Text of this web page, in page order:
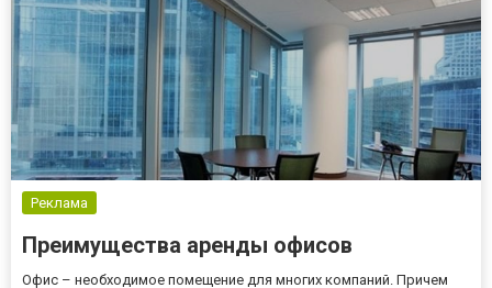
Реклама
Преимущества аренды офисов
Офис – необходимое помещение для многих компаний. Причем